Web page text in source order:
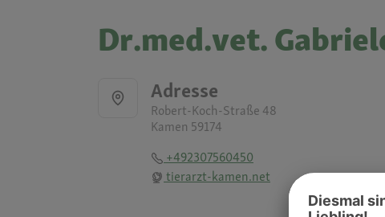
Dr.med.vet.
Adresse
Robert-Koch-Straße 48
Kamen 59174
+492307560450
tierarzt-kamen.net